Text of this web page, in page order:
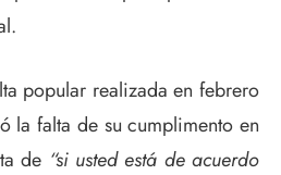
popular realizada en febrero
la falta de su cumplimento en
de “si usted está de acuerdo